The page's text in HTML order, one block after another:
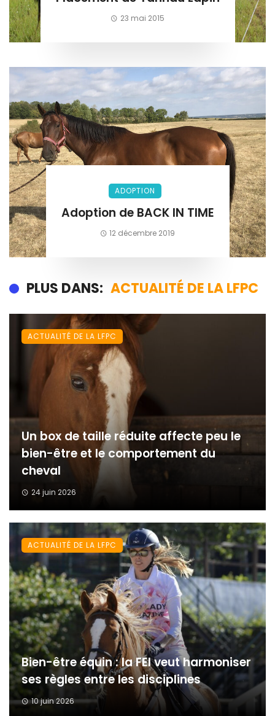
23 mai 2015
ADOPTION
Adoption de BACK IN TIME
12 décembre 2019
PLUS DANS: ACTUALITÉ DE LA LFPC
Un box de taille réduite affecte peu le
bien-être et le comportement du
cheval
24 juin 2026
ACTUALITÉ DE LA LFPC
Bien-être équin : la FEI veut harmoniser
ses règles entre les disciplines
10 juin 2026
ACTUALITÉ DE LA LFPC